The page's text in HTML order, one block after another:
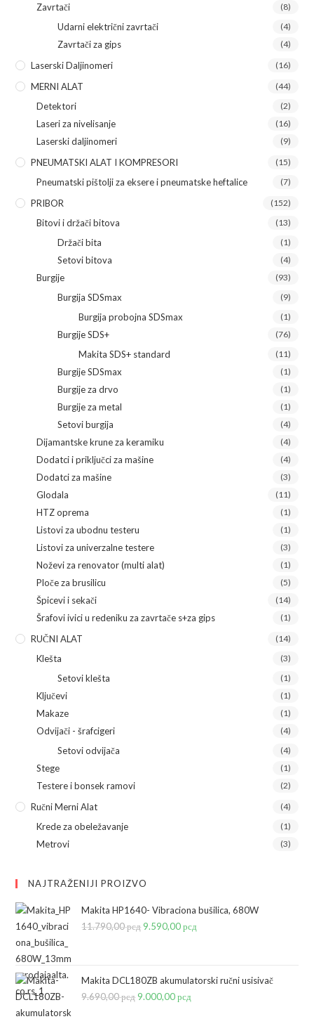
Zavrtači (8)
Udarni električni zavrtači (4)
Zavrtači za gips (4)
Laserski Daljinomeri (16)
MERNI ALAT (44)
Detektori (2)
Laseri za nivelisanje (16)
Laserski daljinomeri (9)
PNEUMATSKI ALAT I KOMPRESORI (15)
Pneumatski pištolji za eksere i pneumatske heftalice (7)
PRIBOR (152)
Bitovi i držači bitova (13)
Držači bita (1)
Setovi bitova (4)
Burgije (93)
Burgija SDSmax (9)
Burgija probojna SDSmax (1)
Burgije SDS+ (76)
Makita SDS+ standard (11)
Burgije SDSmax (1)
Burgije za drvo (1)
Burgije za metal (1)
Setovi burgija (4)
Dijamantske krune za keramiku (4)
Dodatci i priključci za mašine (4)
Dodatci za mašine (3)
Glodala (11)
HTZ oprema (1)
Listovi za ubodnu testeru (1)
Listovi za univerzalne testere (3)
Noževi za renovator (multi alat) (1)
Ploče za brusilicu (5)
Špicevi i sekači (14)
Šrafovi ivici u redeniku za zavrtače s+za gips (1)
RUČNI ALAT (14)
Klešta (3)
Setovi klešta (1)
Ključevi (1)
Makaze (1)
Odvijači - šrafcigeri (4)
Setovi odvijača (4)
Stege (1)
Testere i bonsek ramovi (2)
Ručni Merni Alat (4)
Krede za obeležavanje (1)
Metrovi (3)
NAJTRAŽENIJI PROIZVO
Makita HP1640- Vibraciona bušilica, 680W
11.790,00рсд Originalna
bila:
11.790,00 рсд.
9.590,00рсд
9.590,00 рсд.
Makita DCL180ZB akumulatorski ručni usisivač
9.690,00рсд Originalna
9.000,00рсд